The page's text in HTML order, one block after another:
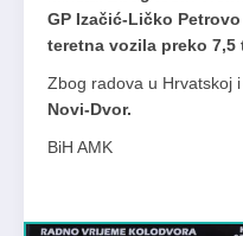
GP Izačić-Ličko
teretna vozila preko 7,5
Zbog radova u Hrvatskoj
Novi-Dvor.
BiH AMK